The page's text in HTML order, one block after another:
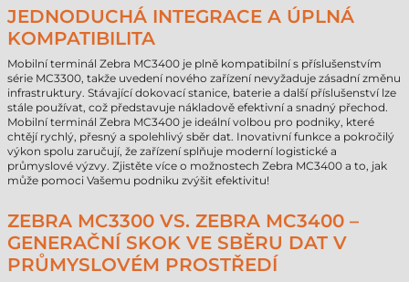
JEDNODUCHÁ INTEGRACE A ÚPLNÁ
KOMPATIBILITA
Mobilní terminál Zebra MC3400 je plně kompatibilní s příslušenstvím
série MC3300, takže uvedení nového zařízení nevyžaduje zásadní změnu
infrastruktury. Stávající dokovací stanice, baterie a další příslušenství lze
stále používat, což představuje nákladově efektivní a snadný přechod.
Mobilní terminál Zebra MC3400 je ideální volbou pro podniky, které
chtějí rychlý, přesný a spolehlivý sběr dat. Inovativní funkce a pokročilý
výkon spolu zaručují, že zařízení splňuje moderní logistické a
průmyslové výzvy. Zjistěte více o možnostech Zebra MC3400 a to, jak
může pomoci Vašemu podniku zvýšit efektivitu!
ZEBRA MC3300 VS. ZEBRA MC3400 –
GENERAČNÍ SKOK VE SBĚRU DAT V
PRŮMYSLOVÉM PROSTŘEDÍ